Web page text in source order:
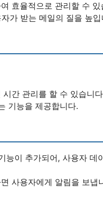
효율적으로 관리할 수 있
가 받는 메일의 질을 높입
간 관리를 할 수 있습니
기능을 제공합니다.
능이 추가되어, 사용자 데
사용자에게 알림을 보냅